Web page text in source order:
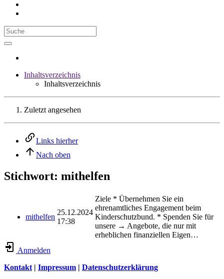
Inhaltsverzeichnis
Inhaltsverzeichnis
Zuletzt angesehen
Links hierher
Nach oben
Stichwort: mithelfen
mithelfen
25.12.2024
17:38
Ziele * Übernehmen Sie ein
ehrenamtliches Engagement beim
Kinderschutzbund. * Spenden Sie für
unsere → Angebote, die nur mit
erheblichen finanziellen Eigen…
Anmelden
Kontakt | Impressum | Datenschutzerklärung